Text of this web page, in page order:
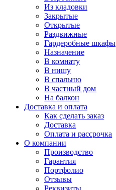
Из кладовки
Закрытые
Открытые
Раздвижные
Гардеробные шкафы
Назначение
В комнату
В нишу
В спальню
В частный дом
На балкон
Доставка и оплата
Как сделать заказ
Доставка
Оплата и рассрочка
О компании
Производство
Гарантия
Портфолио
Отзывы
Реквизиты